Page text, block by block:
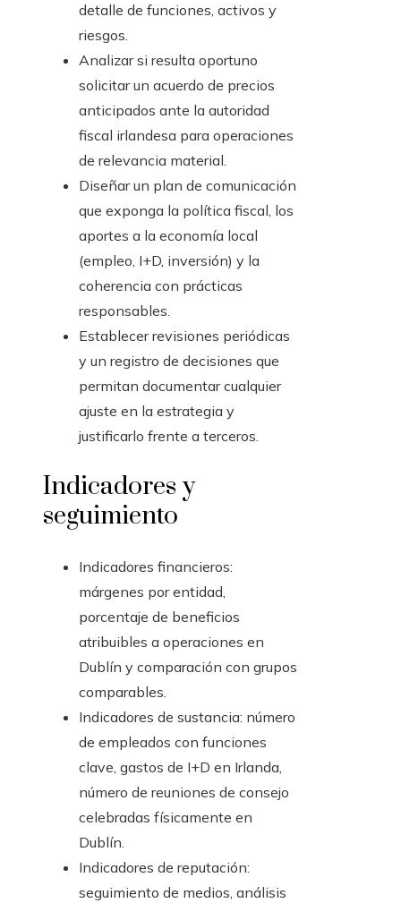
detalle de funciones, activos y
riesgos.
Analizar si resulta oportuno
solicitar un acuerdo de precios
anticipados ante la autoridad
fiscal irlandesa para operaciones
de relevancia material.
Diseñar un plan de comunicación
que exponga la política fiscal, los
aportes a la economía local
(empleo, I+D, inversión) y la
coherencia con prácticas
responsables.
Establecer revisiones periódicas
y un registro de decisiones que
permitan documentar cualquier
ajuste en la estrategia y
justificarlo frente a terceros.
Indicadores y
seguimiento
Indicadores financieros:
márgenes por entidad,
porcentaje de beneficios
atribuibles a operaciones en
Dublín y comparación con grupos
comparables.
Indicadores de sustancia: número
de empleados con funciones
clave, gastos de I+D en Irlanda,
número de reuniones de consejo
celebradas físicamente en
Dublín.
Indicadores de reputación:
seguimiento de medios, análisis